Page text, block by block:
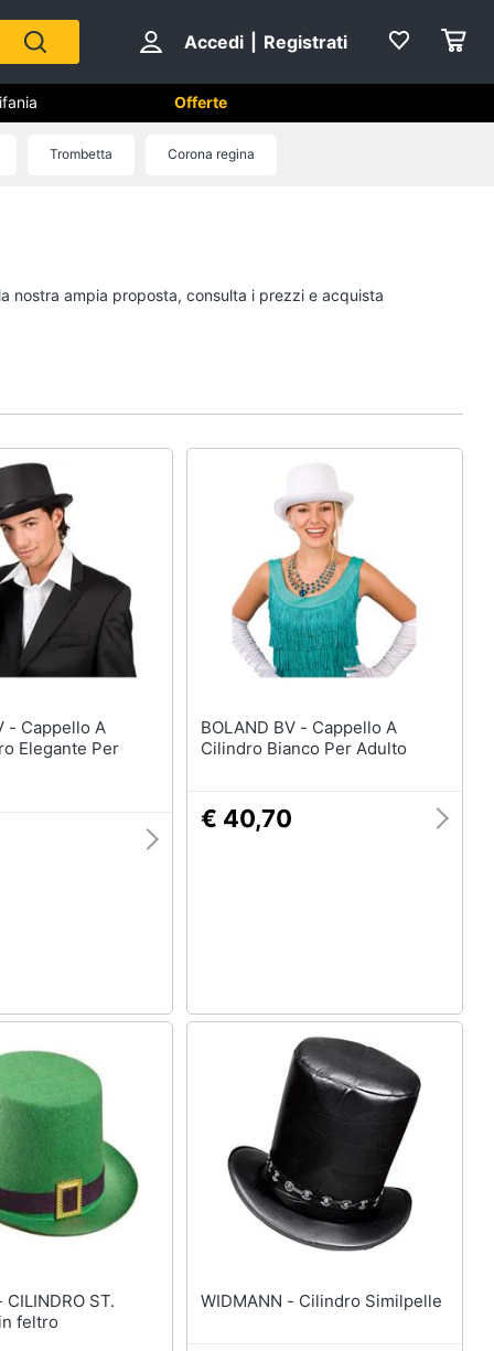
Accedi Registrati
Maschera per travestimenti
Parrucche
Vedi tutti
Boxing days
Giocattoli - Boxing Days
Offerte
Trombetta Corona regina
nostra ampia proposta, consulta i prezzi e acquista
A
Elegante Per
BOLAND BV - Cappello A
Cilindro Bianco Per Adulto
€ 40,70
feltro
WIDMANN - Cilindro Similpelle